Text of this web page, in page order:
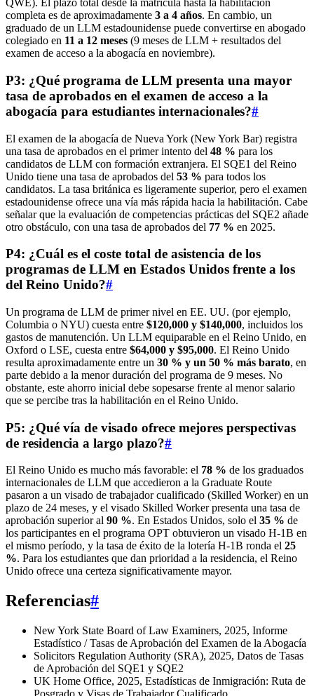
QWE). El plazo total desde la matrícula hasta la habilitación
completa es de aproximadamente 3 a 4 años. En cambio, un
graduado de un LLM estadounidense puede convertirse en abogado
colegiado en 11 a 12 meses (9 meses de LLM + resultados del
examen de acceso a la abogacía en noviembre).
P3: ¿Qué programa de LLM presenta una mayor
tasa de aprobados en el examen de acceso a la
abogacía para estudiantes internacionales?#
El examen de la abogacía de Nueva York (New York Bar) registra
una tasa de aprobados en el primer intento del 48 % para los
candidatos de LLM con formación extranjera. El SQE1 del Reino
Unido tiene una tasa de aprobados del 53 % para todos los
candidatos. La tasa británica es ligeramente superior, pero el examen
estadounidense ofrece una vía más rápida hacia la habilitación. Cabe
señalar que la evaluación de competencias prácticas del SQE2 añade
otro obstáculo, con una tasa de aprobados del 77 % en 2025.
P4: ¿Cuál es el coste total de asistencia de los
programas de LLM en Estados Unidos frente a los
del Reino Unido?#
Un programa de LLM de primer nivel en EE. UU. (por ejemplo,
Columbia o NYU) cuesta entre $120,000 y $140,000, incluidos los
gastos de manutención. Un LLM equiparable en el Reino Unido, en
Oxford o LSE, cuesta entre $64,000 y $95,000. El Reino Unido
resulta aproximadamente entre un 30 % y un 50 % más barato, en
parte debido a la menor duración del programa de 9 meses. No
obstante, este ahorro inicial debe sopesarse frente al menor salario
que se percibe tras la habilitación en el Reino Unido.
P5: ¿Qué vía de visado ofrece mejores perspectivas
de residencia a largo plazo?#
El Reino Unido es mucho más favorable: el 78 % de los graduados
internacionales de LLM que accedieron a la Graduate Route
pasaron a un visado de trabajador cualificado (Skilled Worker) en un
plazo de 24 meses, y el visado Skilled Worker presenta una tasa de
aprobación superior al 90 %. En Estados Unidos, solo el 35 % de
los participantes en el programa OPT obtuvieron un visado H-1B en
el mismo período, y la tasa de éxito de la lotería H-1B ronda el 25
%. Para los estudiantes que dan prioridad a la residencia, el Reino
Unido ofrece una certeza significativamente mayor.
Referencias#
New York State Board of Law Examiners, 2025, Informe
Estadístico / Tasas de Aprobación del Examen de la Abogacía
Solicitors Regulation Authority (SRA), 2025, Datos de Tasas
de Aprobación del SQE1 y SQE2
UK Home Office, 2025, Estadísticas de Inmigración: Ruta de